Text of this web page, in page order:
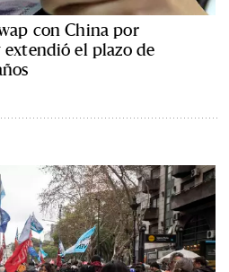
con China por
el plazo de